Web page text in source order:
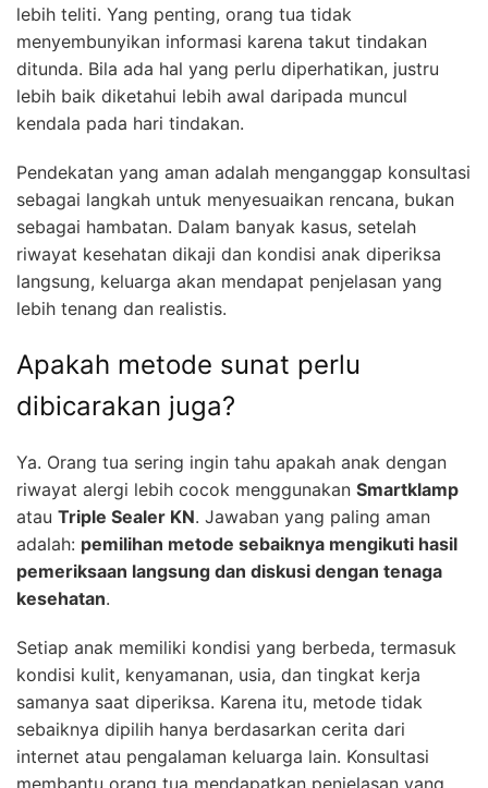
lebih teliti. Yang penting, orang tua tidak
menyembunyikan informasi karena takut tindakan
ditunda. Bila ada hal yang perlu diperhatikan, justru
lebih baik diketahui lebih awal daripada muncul
kendala pada hari tindakan.
Pendekatan yang aman adalah menganggap konsultasi
sebagai langkah untuk menyesuaikan rencana, bukan
sebagai hambatan. Dalam banyak kasus, setelah
riwayat kesehatan dikaji dan kondisi anak diperiksa
langsung, keluarga akan mendapat penjelasan yang
lebih tenang dan realistis.
Apakah metode sunat perlu
dibicarakan juga?
Ya. Orang tua sering ingin tahu apakah anak dengan
riwayat alergi lebih cocok menggunakan Smartklamp
atau Triple Sealer KN. Jawaban yang paling aman
adalah: pemilihan metode sebaiknya mengikuti hasil
pemeriksaan langsung dan diskusi dengan tenaga
kesehatan.
Setiap anak memiliki kondisi yang berbeda, termasuk
kondisi kulit, kenyamanan, usia, dan tingkat kerja
samanya saat diperiksa. Karena itu, metode tidak
sebaiknya dipilih hanya berdasarkan cerita dari
internet atau pengalaman keluarga lain. Konsultasi